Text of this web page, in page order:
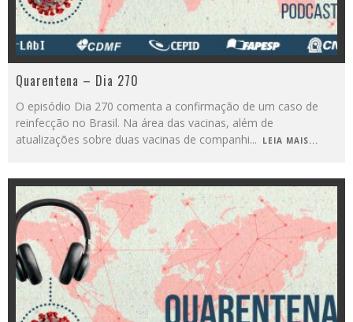
Quarentena – Dia 270
O episódio Dia 270 comenta a confirmação de um caso de
reinfecção no Brasil. Na área das vacinas, além de
atualizações sobre duas vacinas de companhi... LEIA MAIS...